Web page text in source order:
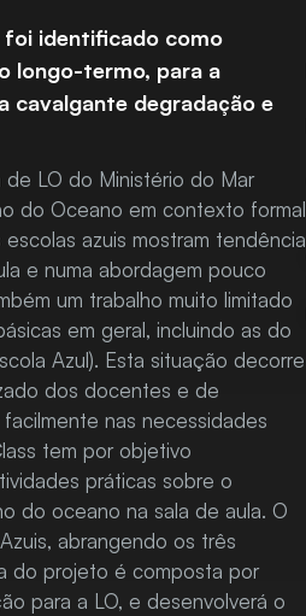
foi identificado como
longo-termo, para a
cavalgante degradação e
de LO do Ministério do Mar
do Oceano em contexto formal
azuis mostram tendência
e numa abordagem pouco
um trabalho muito limitado
em geral, incluindo as do
Azul). Esta situação decorre
dos docentes e de
nas necessidades
tem por objetivo
práticas sobre o
do oceano na sala de aula. O
abrangendo os três
do projeto é composta por
para a LO, e desenvolverá o